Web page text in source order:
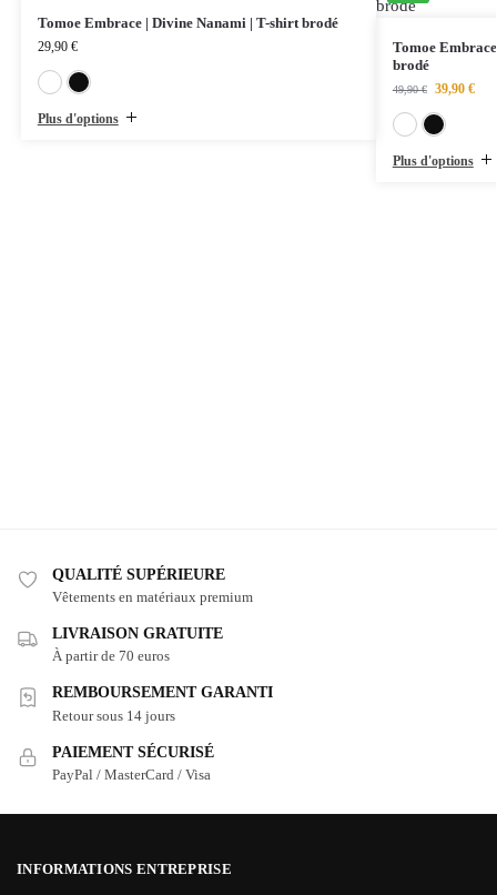
Tomoe Embrace | Divine Nanami | T-shirt brodé
29,90 €
Plus d'options
Tomoe
brodé
49,90€ 39,90 €
Plus d'options
QUALITÉ SUPÉRIEURE
Vêtements en matériaux premium
LIVRAISON GRATUITE
À partir de 70 euros
REMBOURSEMENT GARANTI
Retour sous 14 jours
PAIEMENT SÉCURISÉ
PayPal / MasterCard / Visa
INFORMATIONS ENTREPRISE